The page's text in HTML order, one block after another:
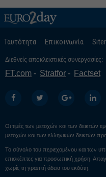
Ταυτότητα Επικοινωνία
Διεθνείς αποκλειστικές συνεργασίες:
FT.com Stratfor Factset
Οι τιμές των μετοχών και των δεικτών
μετοχών και των ελληνικών δεικτών
Το σύνολο του περιεχομένου και των
επισκέπτες για προσωπική χρήση.
χωρίς τη γραπτή άδεια του εκδότη.